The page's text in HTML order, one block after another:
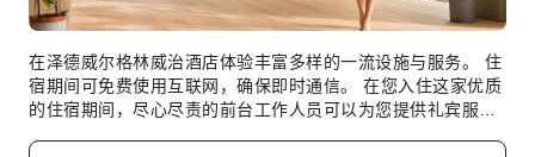
在泽德威尔格林威治酒店体验丰富多样的一流设施与服务。 住
宿期间可免费使用互联网，确保即时通信。 在您入住这家优质
的住宿期间，尽心尽责的前台工作人员可以为您提供礼宾服务